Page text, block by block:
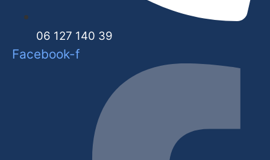
06 127 140 39
Facebook-f